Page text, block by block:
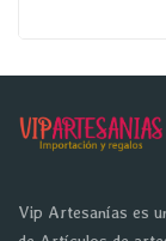
Vip Artesanías es